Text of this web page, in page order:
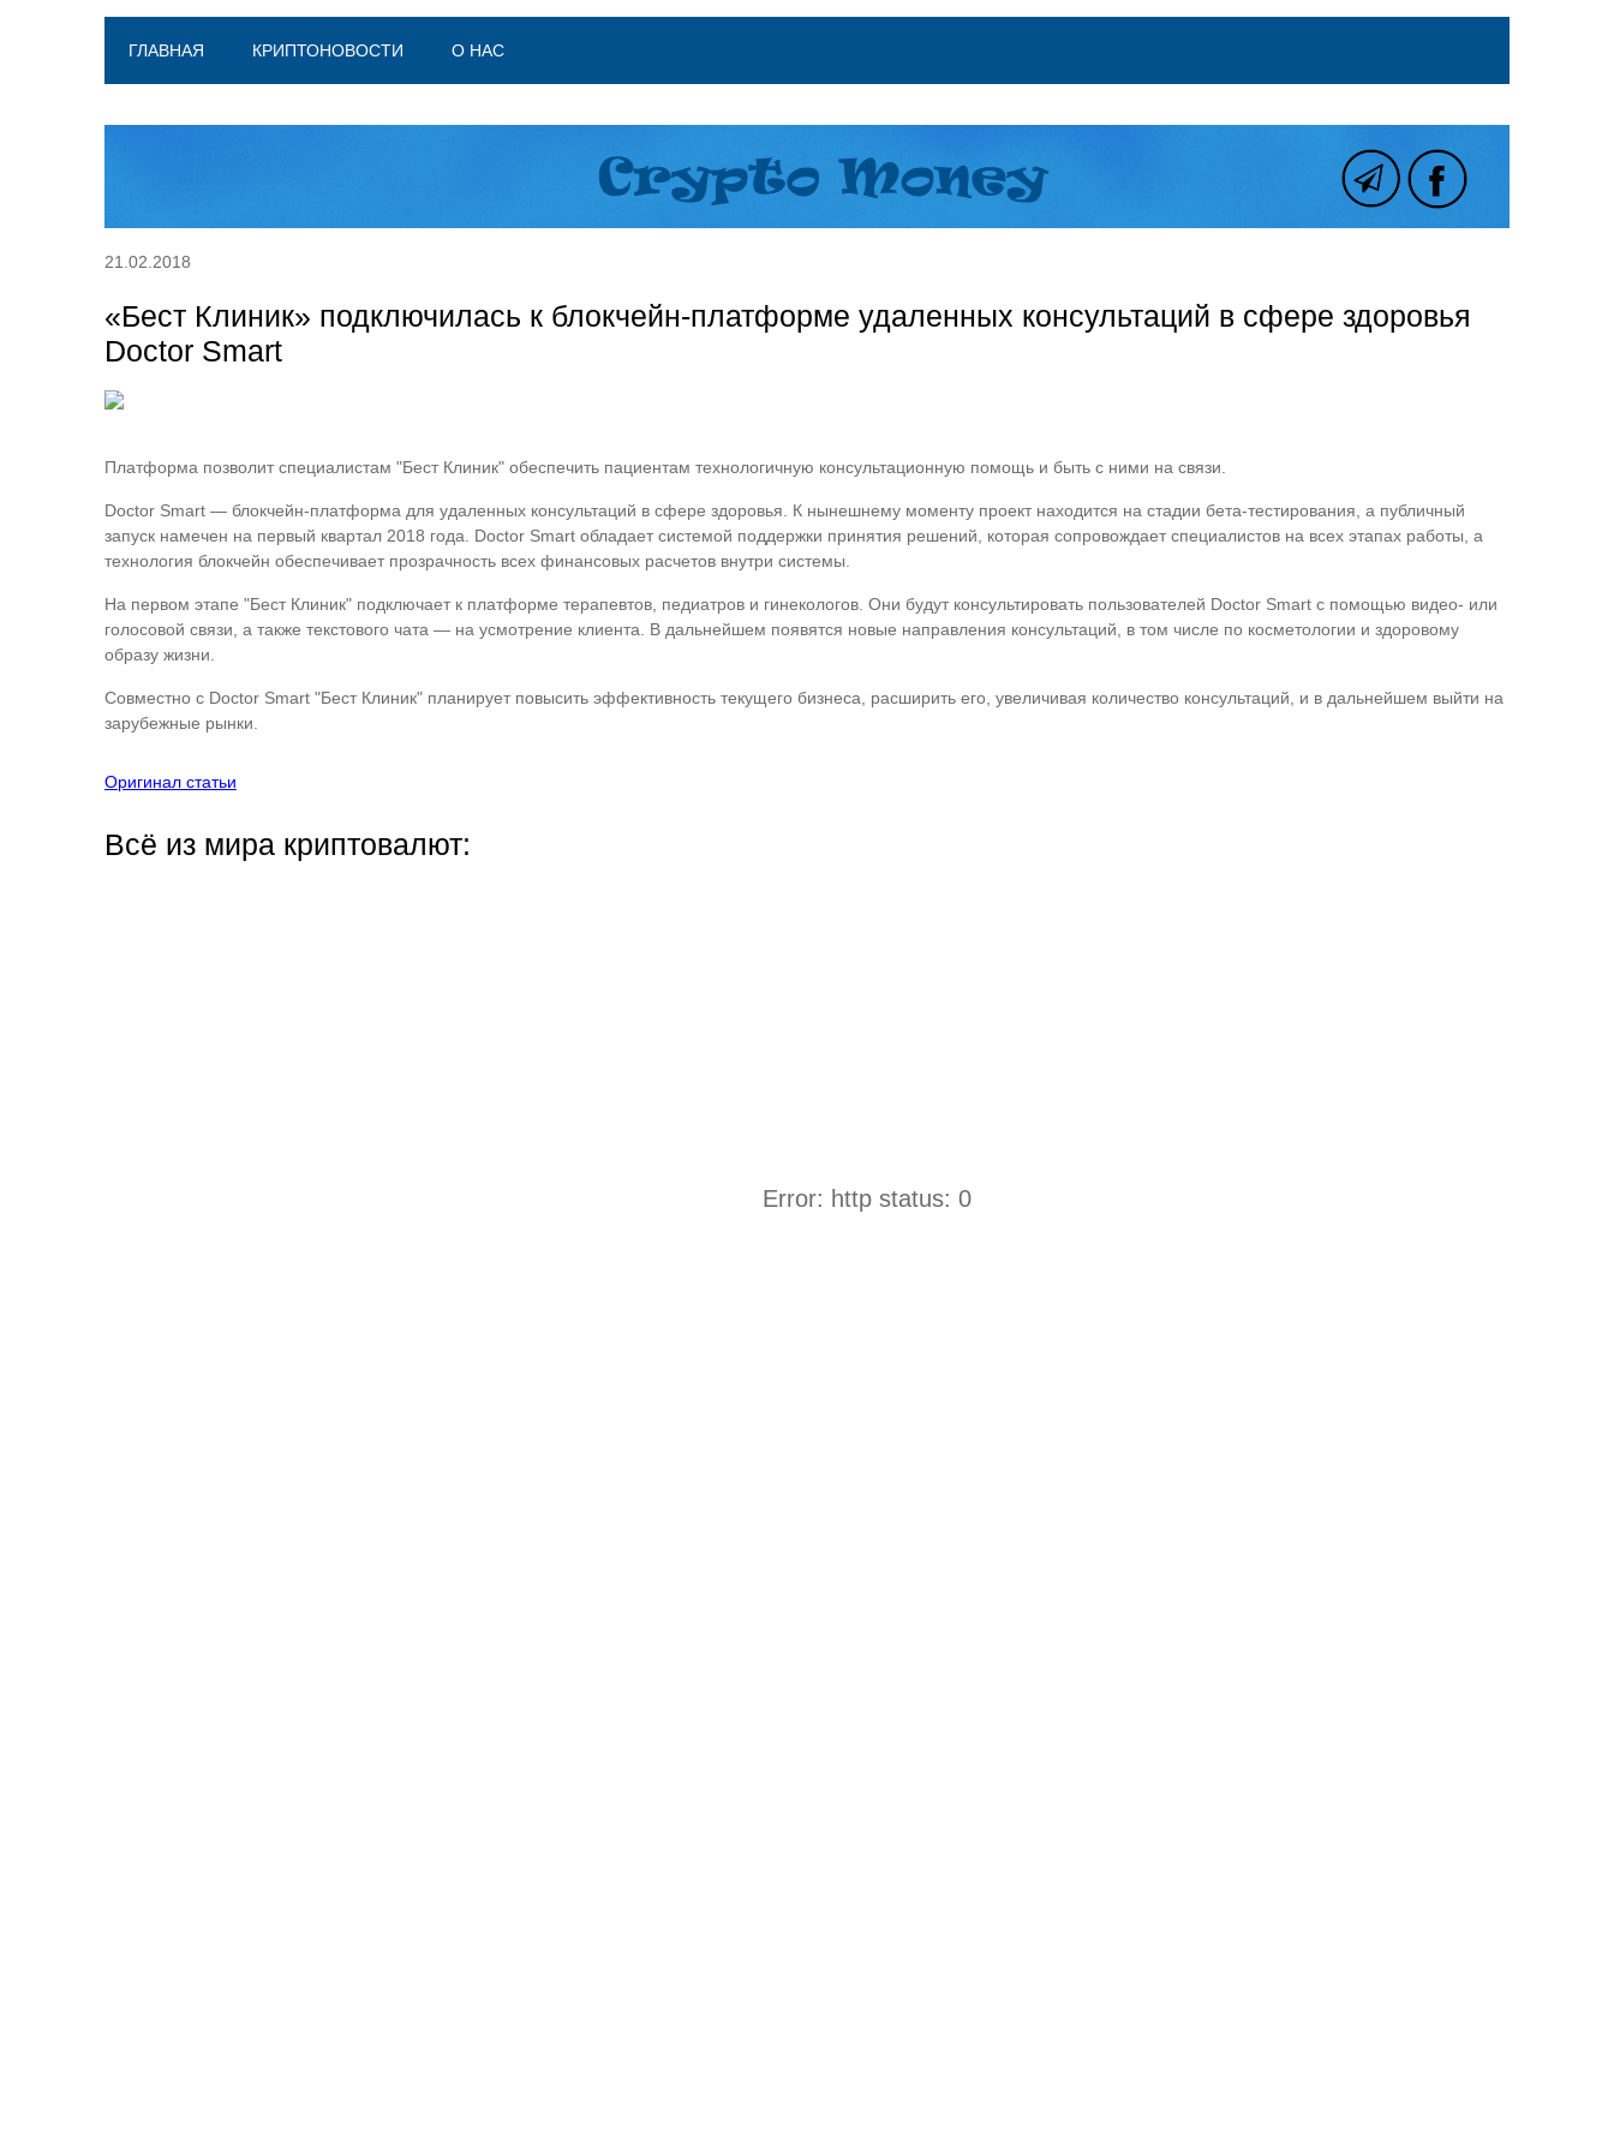
ГЛАВНАЯ КРИПТОНОВОСТИ О НАС
21.02.2018
«Бест Клиник» подключилась к блокчейн-платформе удаленных консультаций в сфере здоровья
Doctor Smart
Платформа позволит специалистам "Бест Клиник" обеспечить пациентам технологичную консультационную помощь и быть с ними на связи.
Doctor Smart — блокчейн-платформа для удаленных консультаций в сфере здоровья. К нынешнему моменту проект находится на стадии бета-тестирования, а публичный
запуск намечен на первый квартал 2018 года. Doctor Smart обладает системой поддержки принятия решений, которая сопровождает специалистов на всех этапах работы, а
технология блокчейн обеспечивает прозрачность всех финансовых расчетов внутри системы.
На первом этапе "Бест Клиник" подключает к платформе терапевтов, педиатров и гинекологов. Они будут консультировать пользователей Doctor Smart с помощью видео- или
голосовой связи, а также текстового чата — на усмотрение клиента. В дальнейшем появятся новые направления консультаций, в том числе по косметологии и здоровому
образу жизни.
Совместно с Doctor Smart "Бест Клиник" планирует повысить эффективность текущего бизнеса, расширить его, увеличивая количество консультаций, и в дальнейшем выйти на
зарубежные рынки.
Оригинал статьи
Всё из мира криптовалют:
Error: http status: 0